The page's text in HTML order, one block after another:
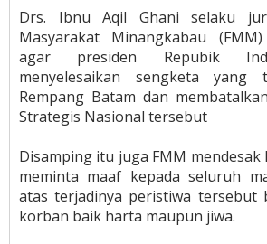
Drs. Ibnu Aqil Ghani selaku
Masyarakat Minangkabau (FMM)
agar presiden Repubik
menyelesaikan sengketa
Rempang Batam dan
Strategis Nasional tersebut
Disamping itu juga FMM mendesak
meminta maaf kepada seluruh
atas terjadinya peristiwa tersebut
korban baik harta maupun jiwa.